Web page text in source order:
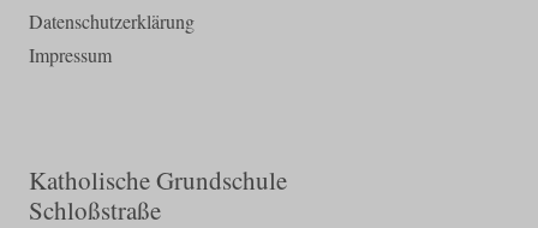
Datenschutzerklärung
Impressum
Katholische Grundschule
Schloßstraße